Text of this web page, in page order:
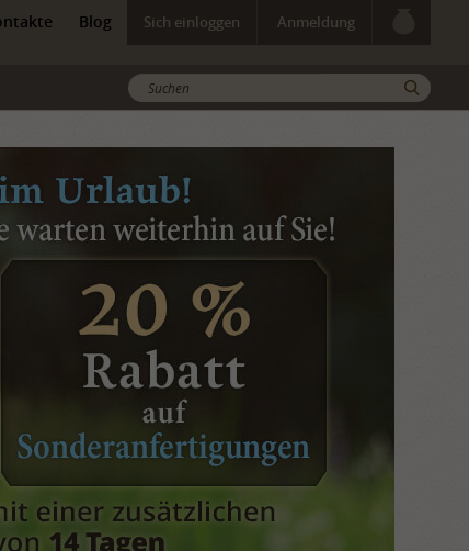
Blog Sich einloggen Anmeldung